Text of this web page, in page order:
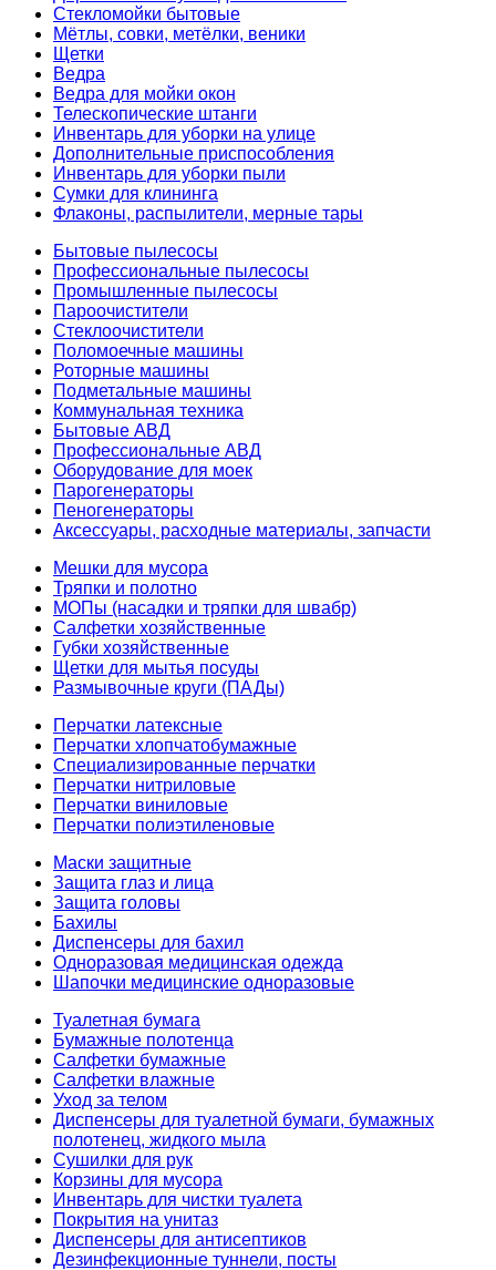
Стекломойки бытовые
Мётлы, совки, метёлки, веники
Щетки
Ведра
Ведра для мойки окон
Телескопические штанги
Инвентарь для уборки на улице
Дополнительные приспособления
Инвентарь для уборки пыли
Сумки для клининга
Флаконы, распылители, мерные тары
Бытовые пылесосы
Профессиональные пылесосы
Промышленные пылесосы
Пароочистители
Стеклоочистители
Поломоечные машины
Роторные машины
Подметальные машины
Коммунальная техника
Бытовые АВД
Профессиональные АВД
Оборудование для моек
Парогенераторы
Пеногенераторы
Аксессуары, расходные материалы, запчасти
Мешки для мусора
Тряпки и полотно
МОПы (насадки и тряпки для швабр)
Салфетки хозяйственные
Губки хозяйственные
Щетки для мытья посуды
Размывочные круги (ПАДы)
Перчатки латексные
Перчатки хлопчатобумажные
Специализированные перчатки
Перчатки нитриловые
Перчатки виниловые
Перчатки полиэтиленовые
Маски защитные
Защита глаз и лица
Защита головы
Бахилы
Диспенсеры для бахил
Одноразовая медицинская одежда
Шапочки медицинские одноразовые
Туалетная бумага
Бумажные полотенца
Салфетки бумажные
Салфетки влажные
Уход за телом
Диспенсеры для туалетной бумаги, бумажных
полотенец, жидкого мыла
Сушилки для рук
Корзины для мусора
Инвентарь для чистки туалета
Покрытия на унитаз
Диспенсеры для антисептиков
Дезинфекционные туннели, посты